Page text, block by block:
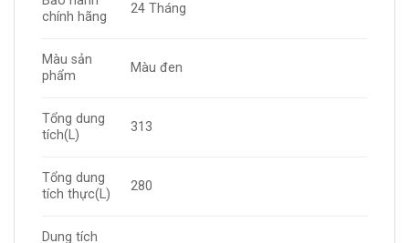
chính hãng
24 Tháng
Màu sản
phẩm
Màu đen
Tổng dung
tích(L)
313
Tổng dung
tích thực(L)
280
Dung tích